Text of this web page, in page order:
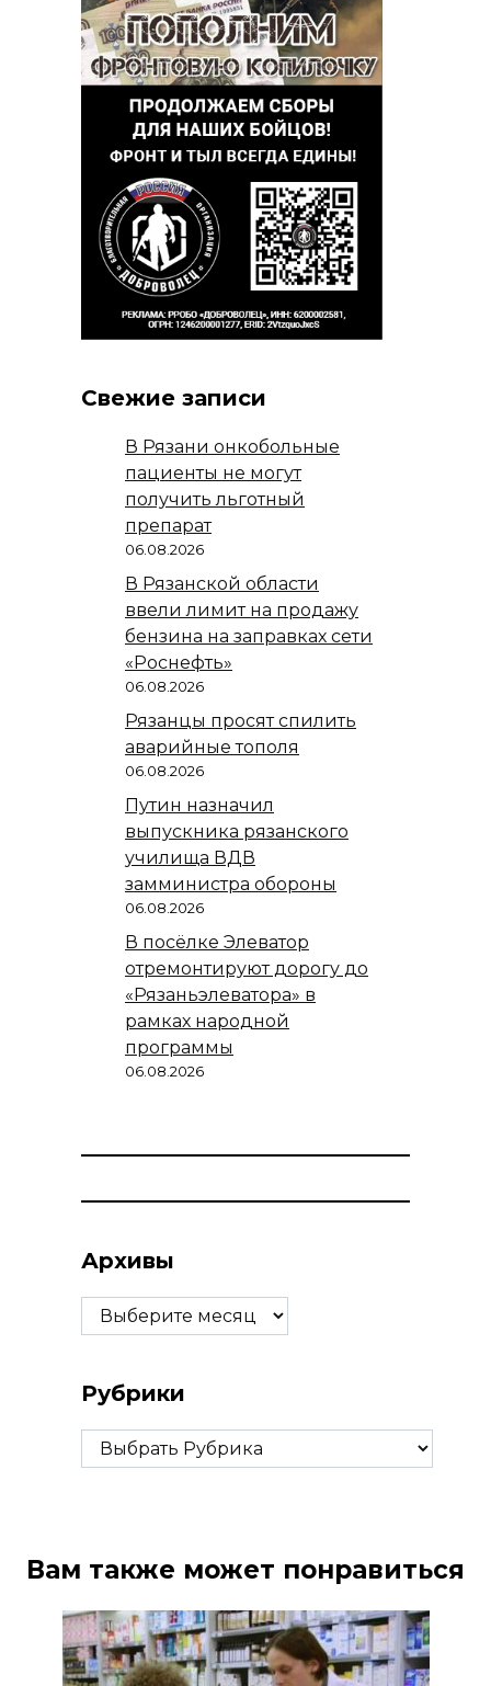
Свежие записи
В Рязани онкобольные
пациенты не могут
получить льготный
препарат
06.08.2026
В Рязанской области
ввели лимит на продажу
бензина на заправках сети
«Роснефть»
06.08.2026
Рязанцы просят спилить
аварийные тополя
06.08.2026
Путин назначил
выпускника рязанского
училища ВДВ
замминистра обороны
06.08.2026
В посёлке Элеватор
отремонтируют дорогу до
«Рязаньэлеватора» в
рамках народной
программы
06.08.2026
Архивы
Архивы
Рубрики
Рубрики
Вам также может понравиться